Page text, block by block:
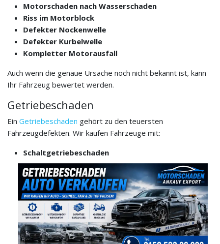
Motorschaden nach Wasserschaden
Riss im Motorblock
Defekter Nockenwelle
Defekter Kurbelwelle
Kompletter Motorausfall
Auch wenn die genaue Ursache noch nicht bekannt ist, kann
Ihr Fahrzeug bewertet werden.
Getriebeschaden
Ein Getriebeschaden gehört zu den teuersten
Fahrzeugdefekten. Wir kaufen Fahrzeuge mit:
Schaltgetriebeschaden